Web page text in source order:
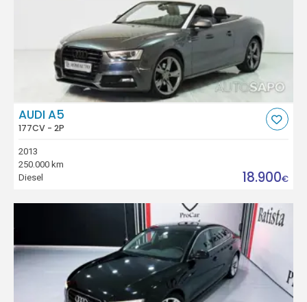
AUDI A5
177CV - 2P
2013
250.000 km
Diesel
18.900€